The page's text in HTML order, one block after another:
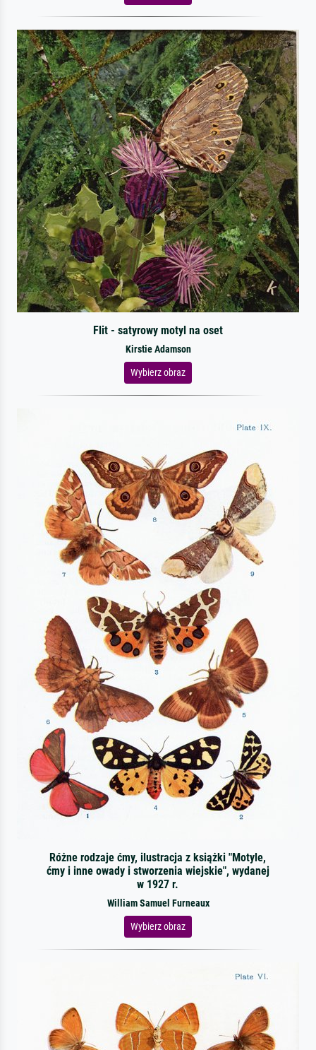
Flit - satyrowy motyl na oset
Kirstie Adamson
Wybierz obraz
Różne rodzaje ćmy, ilustracja z książki "Motyle,
ćmy i inne owady i stworzenia wiejskie", wydanej
w 1927 r.
William Samuel Furneaux
Wybierz obraz